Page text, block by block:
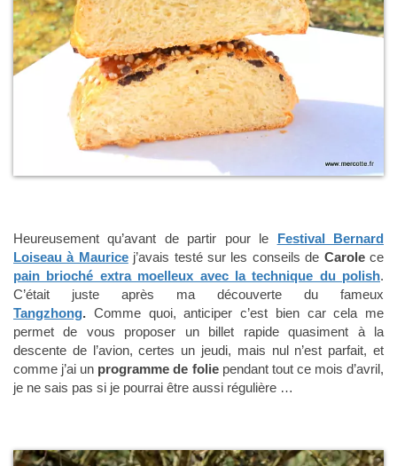
Heureusement qu’avant de partir pour le Festival Bernard
Loiseau à Mauricej’avais testé sur les conseils de Carolece
pain brioché extra moelleux avec la technique du polish.
C’était juste après ma découverte du fameux
Tangzhong. Comme quoi, anticiper c’est bien car cela me
permet de vous proposer un billet rapide quasiment à la
descente de l’avion, certes un jeudi, mais nul n’est parfait, et
comme j’ai un programme de foliependant tout ce mois d’avril,
je ne sais pas si je pourrai être aussi régulière …